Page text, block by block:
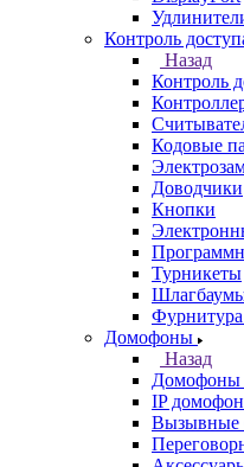
Контроль
Назад
Контроль
Кодовые
Доводчики
Кнопки
Турникеты
Фурнитура
Домофоны
Назад
Домофоны
IP
Вызывные